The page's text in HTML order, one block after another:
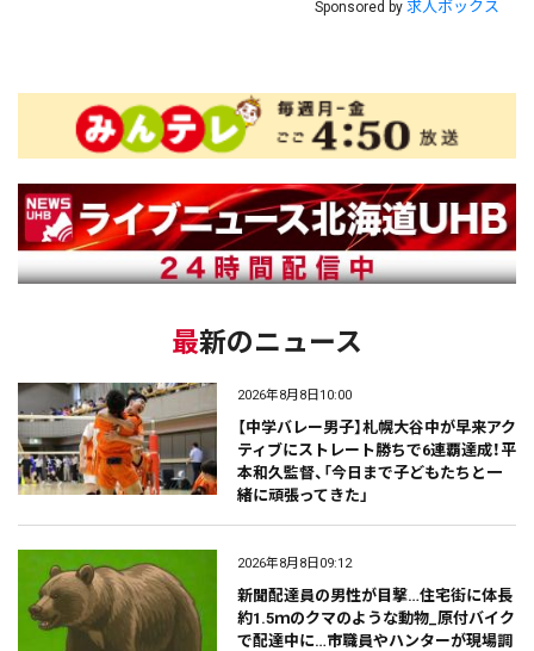
Sponsored by 求人ボックス
最新のニュース
2026年8月8日10:00
【中学バレー男子】札幌大谷中が早来アク
ティブにストレート勝ちで6連覇達成！平
本和久監督、「今日まで子どもたちと一
緒に頑張ってきた」
2026年8月8日09:12
新聞配達員の男性が目撃…住宅街に体長
約1.5ｍのクマのような動物_原付バイク
で配達中に…市職員やハンターが現場調